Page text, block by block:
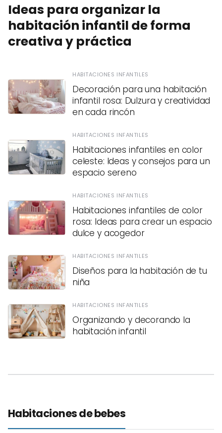
Ideas para organizar la
habitación infantil de forma
creativa y práctica
HABITACIONES INFANTILES
Decoración para una habitación
infantil rosa: Dulzura y creatividad
en cada rincón
HABITACIONES INFANTILES
Habitaciones infantiles en color
celeste: Ideas y consejos para un
espacio sereno
HABITACIONES INFANTILES
Habitaciones infantiles de color
rosa: Ideas para crear un espacio
dulce y acogedor
HABITACIONES INFANTILES
Diseños para la habitación de tu
niña
HABITACIONES INFANTILES
Organizando y decorando la
habitación infantil
Habitaciones de bebes